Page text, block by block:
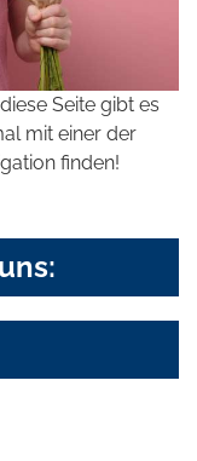
Seite gibt es
mit einer der
finden!